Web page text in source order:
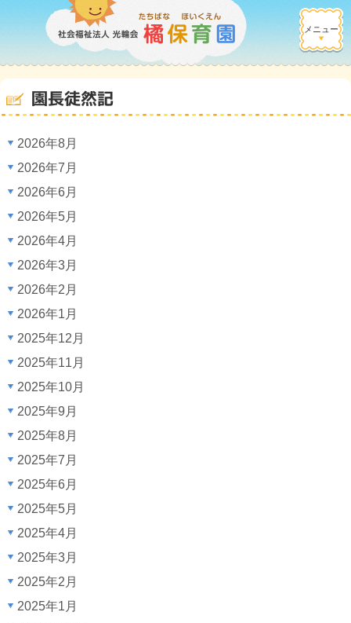
メニュー
園長徒然記
2026年8月
2026年7月
2026年6月
2026年5月
2026年4月
2026年3月
2026年2月
2026年1月
2025年12月
2025年11月
2025年10月
2025年9月
2025年8月
2025年7月
2025年6月
2025年5月
2025年4月
2025年3月
2025年2月
2025年1月